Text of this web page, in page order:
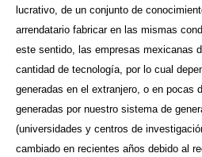
lucrativo, de un conjunto de
arrendatario fabricar en las mismas
este sentido, las empresas mexicanas
cantidad de tecnología, por lo cual
generadas en el extranjero, o en pocas
generadas por nuestro sistema de
(universidades y centros de
cambiado en recientes años debido al